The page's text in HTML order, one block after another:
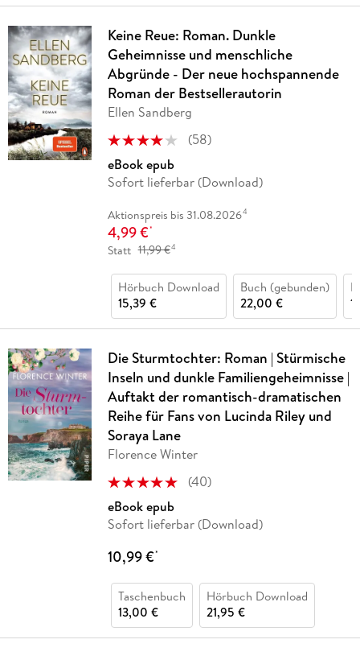
Keine Reue: Roman. Dunkle
Geheimnisse und menschliche
Abgründe - Der neue hochspannende
Roman der Bestsellerautorin
Ellen Sandberg
(58)
eBook epub
Sofort lieferbar (Download)
Aktionspreis bis 31.08.20264
4,99 €*
Statt 11,99 €4
Hörbuch Download
15,39 €
Buch (gebunden)
22,00 €
Die Sturmtochter: Roman | Stürmische
Inseln und dunkle Familiengeheimnisse |
Auftakt der romantisch-dramatischen
Reihe für Fans von Lucinda Riley und
Soraya Lane
Florence Winter
(40)
eBook epub
Sofort lieferbar (Download)
10,99 €*
Taschenbuch
13,00 €
Hörbuch Download
21,95 €